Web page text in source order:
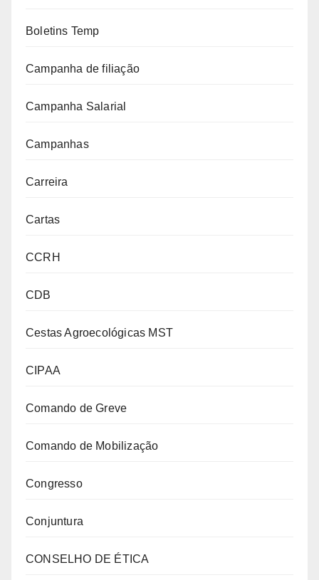
Boletins Temp
Campanha de filiação
Campanha Salarial
Campanhas
Carreira
Cartas
CCRH
CDB
Cestas Agroecológicas MST
CIPAA
Comando de Greve
Comando de Mobilização
Congresso
Conjuntura
CONSELHO DE ÉTICA